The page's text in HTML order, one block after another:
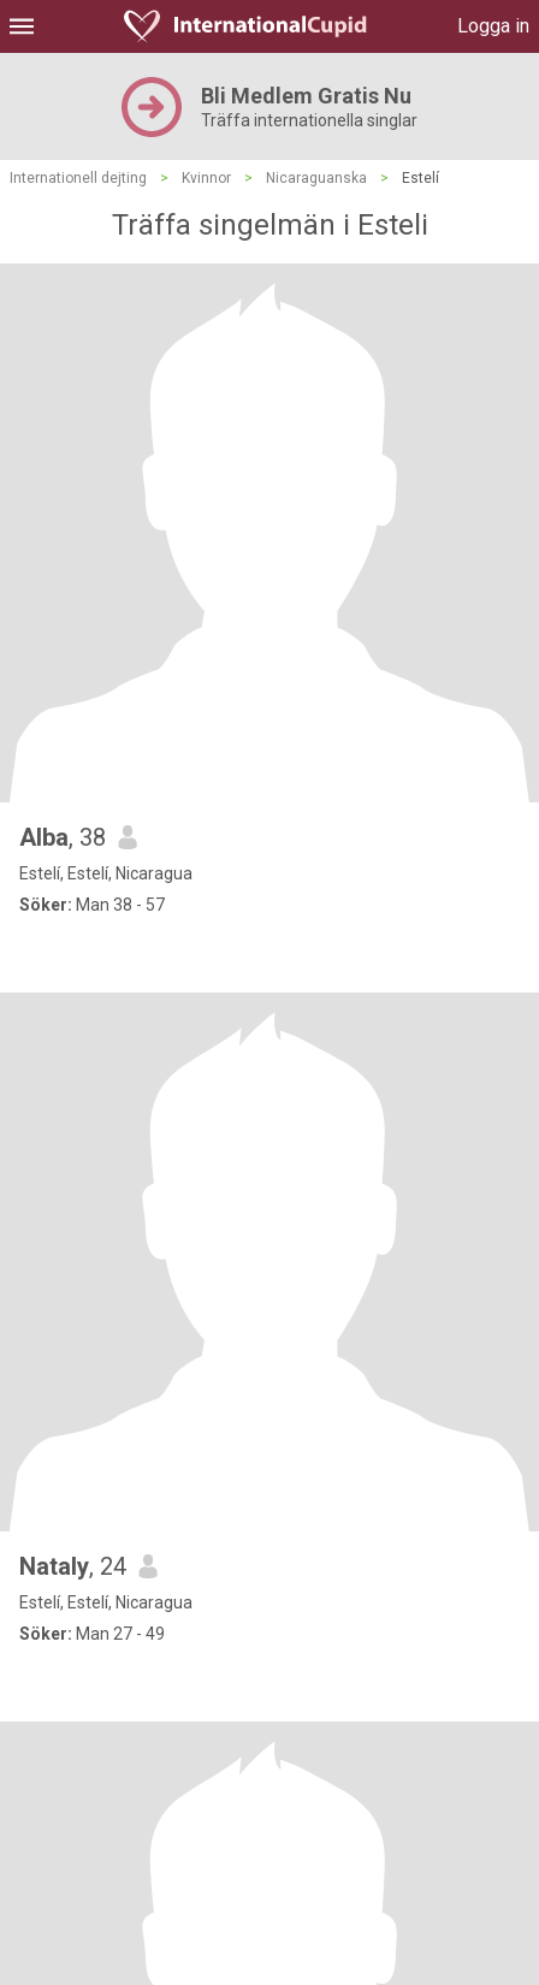
Logga in
Bli Medlem Gratis Nu
Träffa internationella singlar
Internationell dejting > Kvinnor > Nicaraguanska > Estelí
Träffa singelmän i Esteli
Alba, 38
Estelí, Estelí, Nicaragua
Söker: Man 38 - 57
Nataly, 24
Estelí, Estelí, Nicaragua
Söker: Man 27 - 49